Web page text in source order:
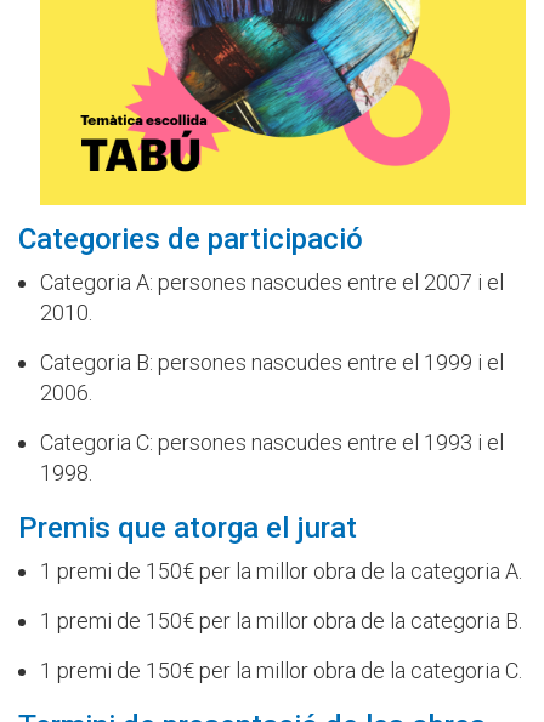
Categories de participació
Categoria A: persones nascudes entre el 2007 i el
2010.
Categoria B: persones nascudes entre el 1999 i el
2006.
Categoria C: persones nascudes entre el 1993 i el
1998.
Premis que atorga el jurat
1 premi de 150€ per la millor obra de la categoria A.
1 premi de 150€ per la millor obra de la categoria B.
1 premi de 150€ per la millor obra de la categoria C.